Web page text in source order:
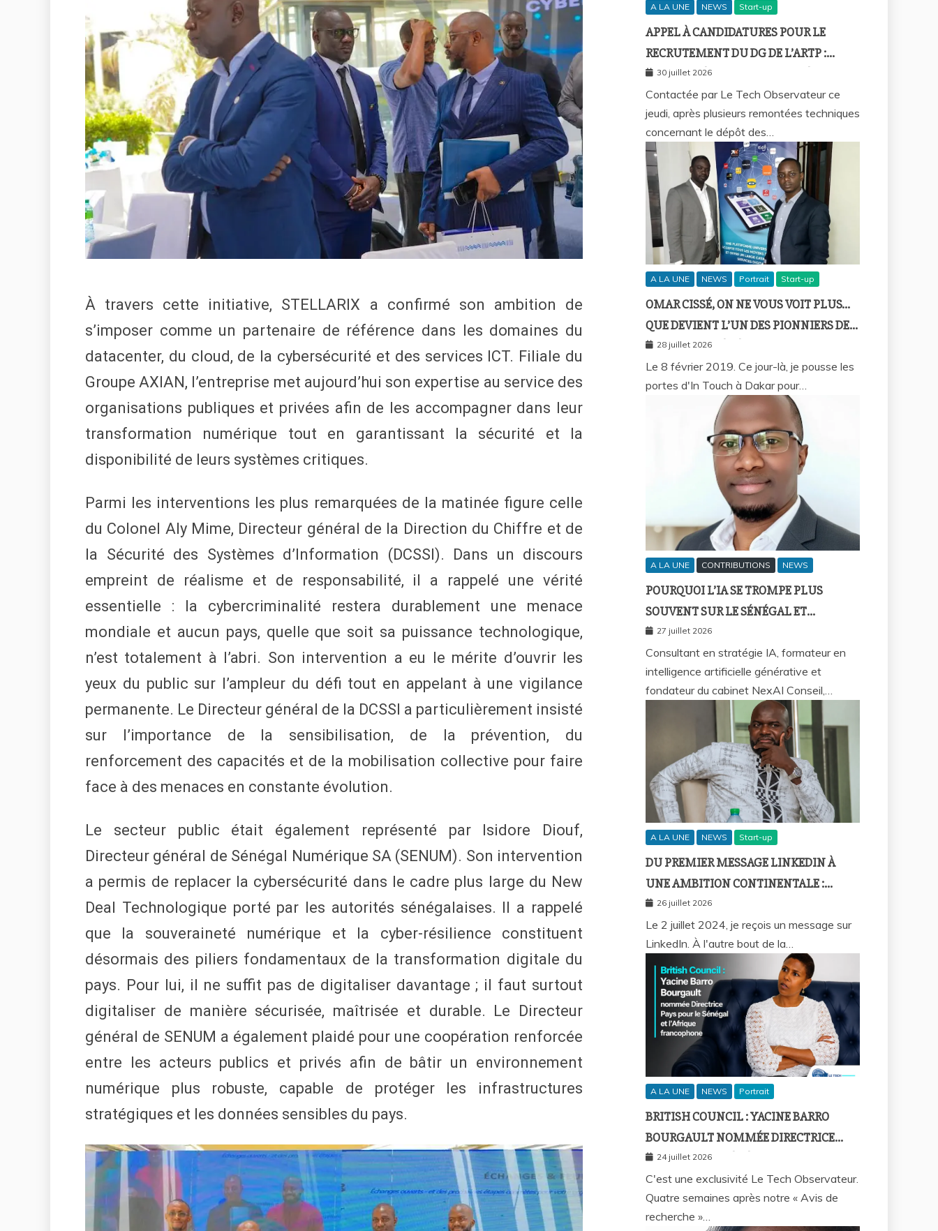
À travers cette initiative, STELLARIX a confirmé son ambition de
s’imposer comme un partenaire de référence dans les domaines du
datacenter, du cloud, de la cybersécurité et des services ICT. Filiale du
Groupe AXIAN, l’entreprise met aujourd’hui son expertise au service des
organisations publiques et privées afin de les accompagner dans leur
transformation numérique tout en garantissant la sécurité et la
disponibilité de leurs systèmes critiques.
Parmi les interventions les plus remarquées de la matinée figure celle
du Colonel Aly Mime, Directeur général de la Direction du Chiffre et de
la Sécurité des Systèmes d’Information (DCSSI). Dans un discours
empreint de réalisme et de responsabilité, il a rappelé une vérité
essentielle : la cybercriminalité restera durablement une menace
mondiale et aucun pays, quelle que soit sa puissance technologique,
n’est totalement à l’abri. Son intervention a eu le mérite d’ouvrir les
yeux du public sur l’ampleur du défi tout en appelant à une vigilance
permanente. Le Directeur général de la DCSSI a particulièrement insisté
sur l’importance de la sensibilisation, de la prévention, du
renforcement des capacités et de la mobilisation collective pour faire
face à des menaces en constante évolution.
Le secteur public était également représenté par Isidore Diouf,
Directeur général de Sénégal Numérique SA (SENUM). Son intervention
a permis de replacer la cybersécurité dans le cadre plus large du New
Deal Technologique porté par les autorités sénégalaises. Il a rappelé
que la souveraineté numérique et la cyber-résilience constituent
désormais des piliers fondamentaux de la transformation digitale du
pays. Pour lui, il ne suffit pas de digitaliser davantage ; il faut surtout
digitaliser de manière sécurisée, maîtrisée et durable. Le Directeur
général de SENUM a également plaidé pour une coopération renforcée
entre les acteurs publics et privés afin de bâtir un environnement
numérique plus robuste, capable de protéger les infrastructures
stratégiques et les données sensibles du pays.
A LA UNE NEWS Start-up
APPEL À CANDIDATURES POUR LE
RECRUTEMENT DU DG DE L’ARTP :
SOCIUM DÉFEND LA FIABILITÉ DE SA
PLATEFORME MALGRÉ PLUSIEURS
REMONTÉES TECHNIQUES
30 juillet 2026
Contactée par Le Tech Observateur ce
jeudi, après plusieurs remontées techniques
concernant le dépôt des…
A LA UNE NEWS Portrait Start-up
OMAR CISSÉ, ON NE VOUS VOIT PLUS…
QUE DEVIENT L’UN DES PIONNIERS DE
LA FINTECH SÉNÉGALAISE ?
28 juillet 2026
Le 8 février 2019. Ce jour-là, je pousse les
portes d'In Touch à Dakar pour…
A LA UNE CONTRIBUTIONS NEWS
POURQUOI L’IA SE TROMPE PLUS
SOUVENT SUR LE SÉNÉGAL ET
COMMENT REPRENDRE LA MAIN ?
27 juillet 2026
Consultant en stratégie IA, formateur en
intelligence artificielle générative et
fondateur du cabinet NexAI Conseil,…
A LA UNE NEWS Start-up
DU PREMIER MESSAGE LINKEDIN À
UNE AMBITION CONTINENTALE :
L’HISTOIRE CONTINUE AVEC BIRAHIM
FALL ET BICTORYS
26 juillet 2026
Le 2 juillet 2024, je reçois un message sur
LinkedIn. À l'autre bout de la…
A LA UNE NEWS Portrait
BRITISH COUNCIL : YACINE BARRO
BOURGAULT NOMMÉE DIRECTRICE
PAYS POUR LE SÉNÉGAL ET L’AFRIQUE
FRANCOPHONE
24 juillet 2026
C'est une exclusivité Le Tech Observateur.
Quatre semaines après notre « Avis de
recherche »…